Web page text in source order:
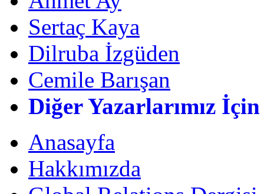
Sertaç Kaya
Dilruba İzgüden
Cemile Barışan
Diğer Yazarlarımız İçin
Anasayfa
Hakkımızda